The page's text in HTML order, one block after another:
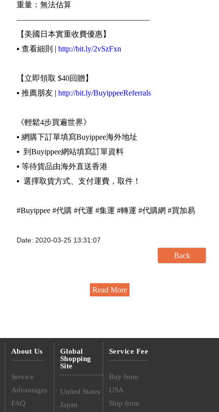
重量：無法估算
—————————————————
【美國日本實重收費優惠】
▪️ 查看細則 | http://bit.ly/2vSzFxn
【立即領取 $40回贈】
▪️ 推薦朋友 | http://bit.ly/BuyippeeReferrals
《輕鬆4步買遍世界》
▪️ 網購下訂單填寫Buyippee海外地址
▪️ 到Buyippee網站填寫訂單資料
▪️ 等待貨品由海外直送香港
▪️ 選擇取貨方式、支付運費，取件！
#Buyippee #代購 #代運 #集運 #轉運 #代購網 #買加易
Date: 2020-03-25 13:31:07
Read More
About Us
Service
Advantages
FAQ
Global
Shopping
Site
United States
Japan
Service Fee
Buy from
USA
Ship from